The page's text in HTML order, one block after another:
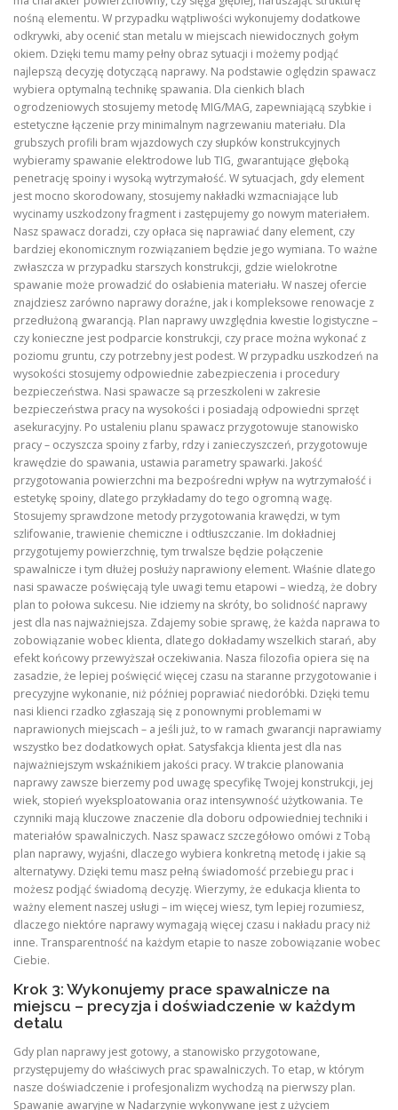
nośną elementu. W przypadku wątpliwości wykonujemy dodatkowe
odkrywki, aby ocenić stan metalu w miejscach niewidocznych gołym
okiem. Dzięki temu mamy pełny obraz sytuacji i możemy podjąć
najlepszą decyzję dotyczącą naprawy. Na podstawie oględzin spawacz
wybiera optymalną technikę spawania. Dla cienkich blach
ogrodzeniowych stosujemy metodę MIG/MAG, zapewniającą szybkie i
estetyczne łączenie przy minimalnym nagrzewaniu materiału. Dla
grubszych profili bram wjazdowych czy słupków konstrukcyjnych
wybieramy spawanie elektrodowe lub TIG, gwarantujące głęboką
penetrację spoiny i wysoką wytrzymałość. W sytuacjach, gdy element
jest mocno skorodowany, stosujemy nakładki wzmacniające lub
wycinamy uszkodzony fragment i zastępujemy go nowym materiałem.
Nasz spawacz doradzi, czy opłaca się naprawiać dany element, czy
bardziej ekonomicznym rozwiązaniem będzie jego wymiana. To ważne
zwłaszcza w przypadku starszych konstrukcji, gdzie wielokrotne
spawanie może prowadzić do osłabienia materiału. W naszej ofercie
znajdziesz zarówno naprawy doraźne, jak i kompleksowe renowacje z
przedłużoną gwarancją. Plan naprawy uwzględnia kwestie logistyczne –
czy konieczne jest podparcie konstrukcji, czy prace można wykonać z
poziomu gruntu, czy potrzebny jest podest. W przypadku uszkodzeń na
wysokości stosujemy odpowiednie zabezpieczenia i procedury
bezpieczeństwa. Nasi spawacze są przeszkoleni w zakresie
bezpieczeństwa pracy na wysokości i posiadają odpowiedni sprzęt
asekuracyjny. Po ustaleniu planu spawacz przygotowuje stanowisko
pracy – oczyszcza spoiny z farby, rdzy i zanieczyszczeń, przygotowuje
krawędzie do spawania, ustawia parametry spawarki. Jakość
przygotowania powierzchni ma bezpośredni wpływ na wytrzymałość i
estetykę spoiny, dlatego przykładamy do tego ogromną wagę.
Stosujemy sprawdzone metody przygotowania krawędzi, w tym
szlifowanie, trawienie chemiczne i odtłuszczanie. Im dokładniej
przygotujemy powierzchnię, tym trwalsze będzie połączenie
spawalnicze i tym dłużej posłuży naprawiony element. Właśnie dlatego
nasi spawacze poświęcają tyle uwagi temu etapowi – wiedzą, że dobry
plan to połowa sukcesu. Nie idziemy na skróty, bo solidność naprawy
jest dla nas najważniejsza. Zdajemy sobie sprawę, że każda naprawa to
zobowiązanie wobec klienta, dlatego dokładamy wszelkich starań, aby
efekt końcowy przewyższał oczekiwania. Nasza filozofia opiera się na
zasadzie, że lepiej poświęcić więcej czasu na staranne przygotowanie i
precyzyjne wykonanie, niż później poprawiać niedoróbki. Dzięki temu
nasi klienci rzadko zgłaszają się z ponownymi problemami w
naprawionych miejscach – a jeśli już, to w ramach gwarancji naprawiamy
wszystko bez dodatkowych opłat. Satysfakcja klienta jest dla nas
najważniejszym wskaźnikiem jakości pracy. W trakcie planowania
naprawy zawsze bierzemy pod uwagę specyfikę Twojej konstrukcji, jej
wiek, stopień wyeksploatowania oraz intensywność użytkowania. Te
czynniki mają kluczowe znaczenie dla doboru odpowiedniej techniki i
materiałów spawalniczych. Nasz spawacz szczegółowo omówi z Tobą
plan naprawy, wyjaśni, dlaczego wybiera konkretną metodę i jakie są
alternatywy. Dzięki temu masz pełną świadomość przebiegu prac i
możesz podjąć świadomą decyzję. Wierzymy, że edukacja klienta to
ważny element naszej usługi – im więcej wiesz, tym lepiej rozumiesz,
dlaczego niektóre naprawy wymagają więcej czasu i nakładu pracy niż
inne. Transparentność na każdym etapie to nasze zobowiązanie wobec
Ciebie.
Krok 3: Wykonujemy prace spawalnicze na
miejscu – precyzja i doświadczenie w każdym
detalu
Gdy plan naprawy jest gotowy, a stanowisko przygotowane,
przystępujemy do właściwych prac spawalniczych. To etap, w którym
nasze doświadczenie i profesjonalizm wychodzą na pierwszy plan.
Spawanie awaryjne w Nadarzynie wykonywane jest z użyciem